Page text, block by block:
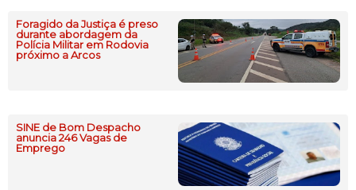
Foragido da Justiça é preso
durante abordagem da
Polícia Militar em Rodovia
próximo a Arcos
SINE de Bom Despacho
anuncia 246 Vagas de
Emprego